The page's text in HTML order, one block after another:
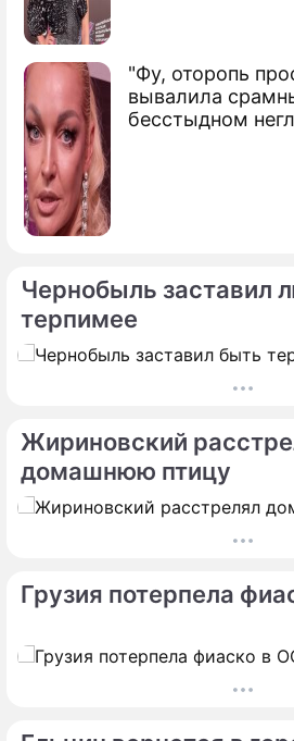
"Фу, оторопь
вывалила
бесстыдном
По теме
молочных
организма
"С похмелья":
Чернобыль заставил
терпимее
Жириновский
домашнюю птицу
Грузия потерпела